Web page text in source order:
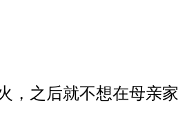
，之后就不想在母亲家